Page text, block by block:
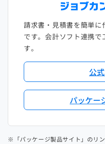
請求書・見積書を簡単に
です。会計ソフト連携で
す。
公
パッケー
※「パッケージ製品サイト」のリ